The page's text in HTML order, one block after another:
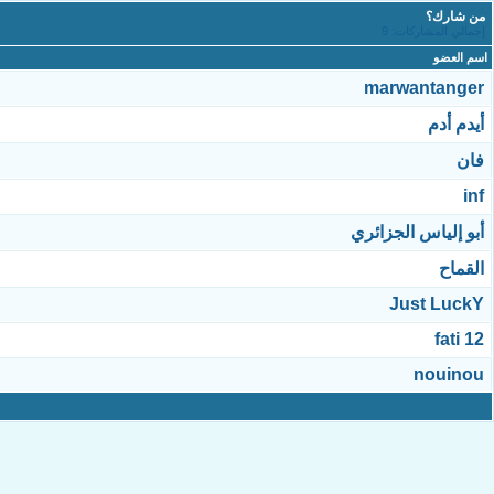
من شارك؟
اسم العضو
marwantanger
أيدم أدم
فان
inf
أبو إلياس الجزائري
القماح
Just LuckY
fati 12
nouinou